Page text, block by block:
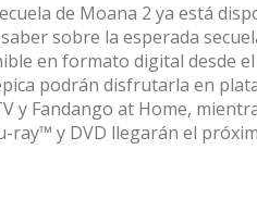
de Moana 2 ya está
sobre la esperada
en formato digital desde
podrán disfrutarla en
y Fandango at Home,
ray™ y DVD llegarán el